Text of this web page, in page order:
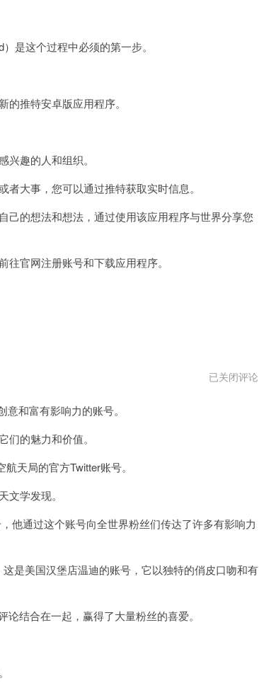
是这个过程中必须的第一步。
推特安卓版应用程序。
趣的人和组织。
大事，您可以通过推特获取实时信息。
的想法和想法，通过使用该应用程序与世界分享您
官网注册账号和下载应用程序。
twitter
已关闭评论
和富有影响力的账号。
的魅力和价值。
天局的官方Twitter账号。
学发现。
通过这个账号向全世界粉丝们传达了许多有影响力
是美国汉堡店温迪的账号，它以独特的俏皮口吻和有
结合在一起，赢得了大量粉丝的喜爱。